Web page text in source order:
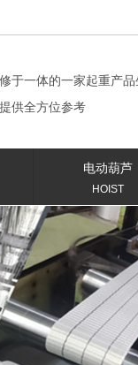
于一体的一家起重产品
供全方位参考
电动葫芦
HOIST